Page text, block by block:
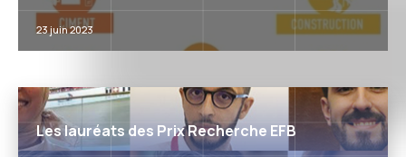
23 juin 2023
Les lauréats des Prix Recherche EFB